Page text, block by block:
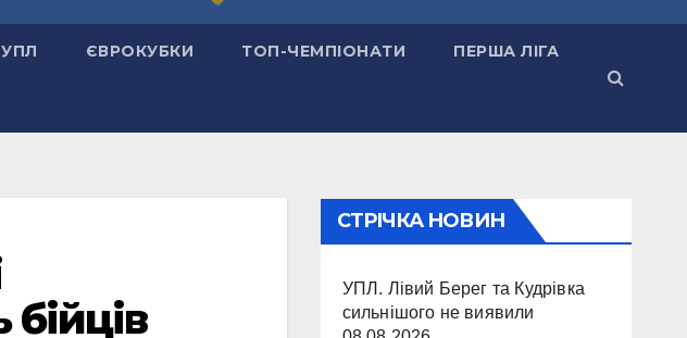
УПЛ ЄВРОКУБКИ ТОП-ЧЕМПІОНАТИ ПЕРША ЛІГА
СТРІЧКА НОВИН
УПЛ. Лівий Берег та Кудрівка
сильнішого не виявили